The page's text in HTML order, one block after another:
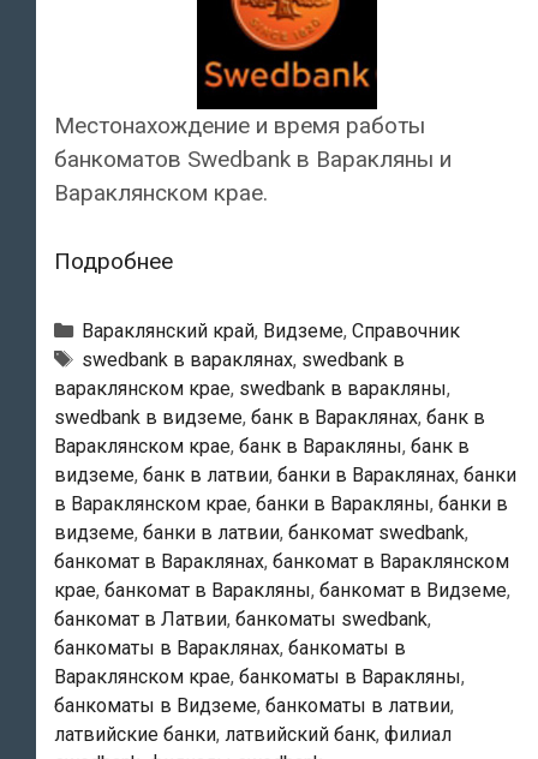
Местонахождение и время работы
банкоматов Swedbank в Варакляны и
Вараклянском крае.
ПодробнееSwedbank
Банкоматы
в
Варакляны
Рубрики
Вараклянский край, Видземе, Справочник
Тэги
swedbank в вараклянах, swedbank в
вараклянском крае, swedbank в варакляны,
swedbank в видземе, банк в Вараклянах, банк в
Вараклянском крае, банк в Варакляны, банк в
видземе, банк в латвии, банки в Вараклянах, банки
в Вараклянском крае, банки в Варакляны, банки в
видземе, банки в латвии, банкомат swedbank,
банкомат в Вараклянах, банкомат в Вараклянском
крае, банкомат в Варакляны, банкомат в Видземе,
банкомат в Латвии, банкоматы swedbank,
банкоматы в Вараклянах, банкоматы в
Вараклянском крае, банкоматы в Варакляны,
банкоматы в Видземе, банкоматы в латвии,
латвийские банки, латвийский банк, филиал